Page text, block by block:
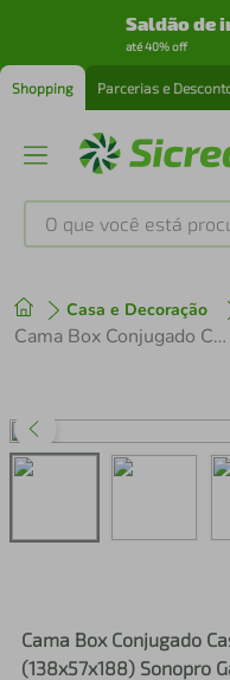
Saldão de
até 40% off
Shopping Parcerias e
O que você está
Casa e Decoração
Cama Box Conjugado Casal com Colchão (138x57x188) Sonopro Gazin CR35338 Preto
Cama Box Conjugado
(138x57x188) Sonopro
1 º tenis
perfume